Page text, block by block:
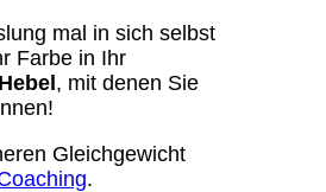
mal in sich selbst
Farbe in Ihr
, mit denen Sie
Gleichgewicht
.